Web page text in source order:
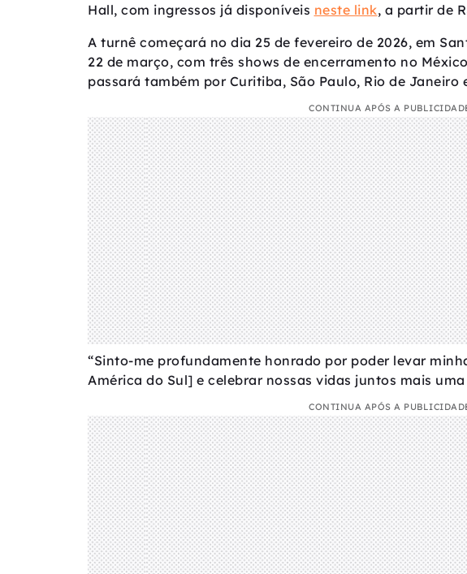
Hall, com ingressos já disponíveis neste link, a partir de
A turnê começará no dia 25 de fevereiro de 2026, em
22 de março, com três shows de encerramento no
passará também por Curitiba, São Paulo, Rio de Janeiro
CONTINUA APÓS A
“Sinto-me profundamente honrado por poder levar
América do Sul] e celebrar nossas vidas juntos mais
CONTINUA APÓS A